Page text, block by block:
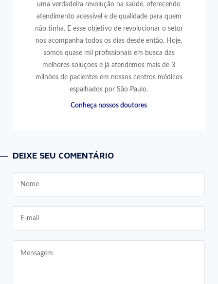
uma verdadeira revolução na saúde, oferecendo
atendimento acessível e de qualidade para quem
não tinha. E esse objetivo de revolucionar o setor
nos acompanha todos os dias desde então. Hoje,
somos quase mil profissionais em busca das
melhores soluções e já atendemos mais de 3
milhões de pacientes em nossos centros médicos
espalhados por São Paulo.
Conheça nossos doutores
DEIXE SEU COMENTÁRIO